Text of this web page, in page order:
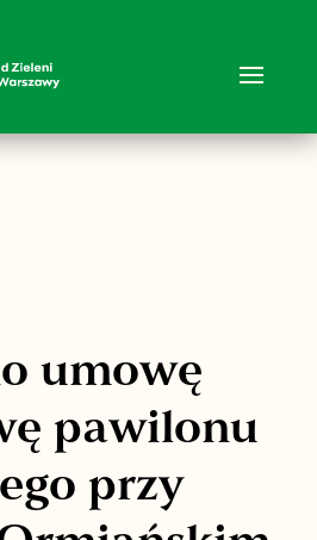
umowę
pawilonu
przy